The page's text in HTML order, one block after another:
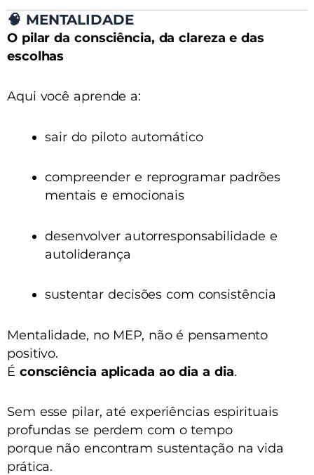
🧠 MENTALIDADE
O pilar da consciência, da clareza e das
escolhas
Aqui você aprende a:
sair do piloto automático
compreender e reprogramar padrões
mentais e emocionais
desenvolver autorresponsabilidade e
autoliderança
sustentar decisões com consistência
Mentalidade, no MEP, não é pensamento
positivo.
É consciência aplicada ao dia a dia.
Sem esse pilar, até experiências espirituais
profundas se perdem com o tempo
porque não encontram sustentação na vida
prática.